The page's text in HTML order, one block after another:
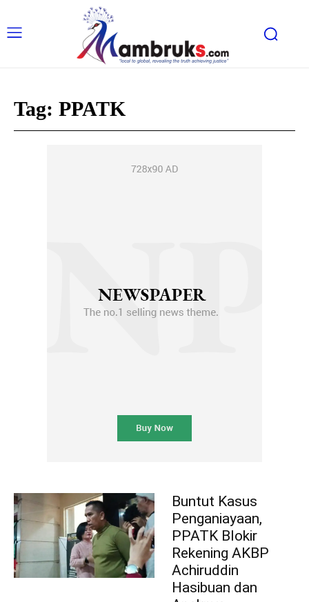
Tag: PPATK
Buntut Kasus
Penganiayaan,
PPATK Blokir
Rekening AKBP
Achiruddin
Hasibuan dan